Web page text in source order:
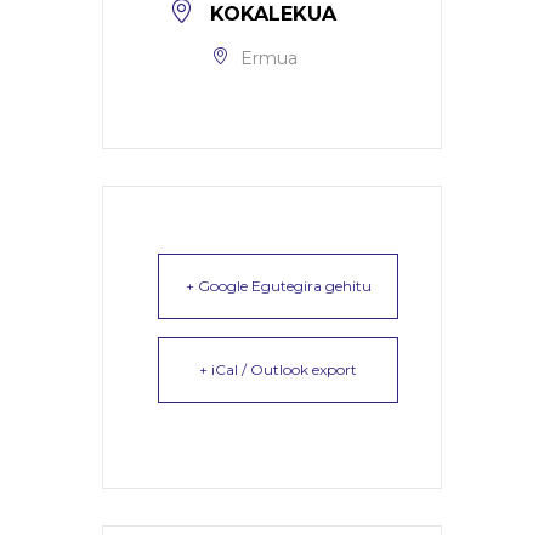
KOKALEKUA
Ermua
+ Google Egutegira gehitu
+ iCal / Outlook export